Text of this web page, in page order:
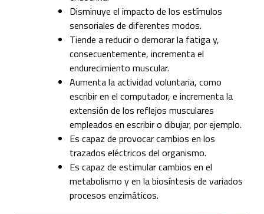
Disminuye el impacto de los estímulos
sensoriales de diferentes modos.
Tiende a reducir o demorar la fatiga y,
consecuentemente, incrementa el
endurecimiento muscular.
Aumenta la actividad voluntaria, como
escribir en el computador, e incrementa la
extensión de los reflejos musculares
empleados en escribir o dibujar, por ejemplo.
Es capaz de provocar cambios en los
trazados eléctricos del organismo.
Es capaz de estimular cambios en el
metabolismo y en la biosíntesis de variados
procesos enzimáticos.